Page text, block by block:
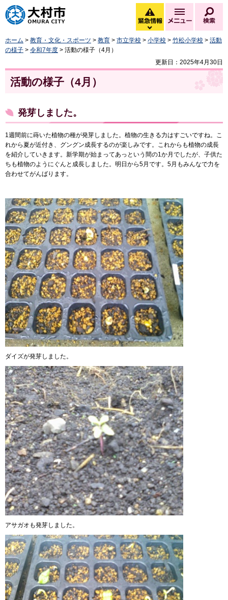
大村市
緊急情報
緊急情報を開く
メニュー
ホーム > 教育・文化・スポーツ > 教育 > 市立学校 > 小学校 > 竹松小学校 > 活動
の様子 > 令和7年度 > 活動の様子（4月）
更新日：2025年4月30日
活動の様子（4月）
発芽しました。
1週間前に蒔いた植物の種が発芽しました。植物の生きる力はすごいですね。こ
れから夏が近付き、グングン成長するのが楽しみです。これからも植物の成長
を紹介していきます。新学期が始まってあっという間の1か月でしたが、子供た
ちも植物のようにぐんと成長しました。明日から5月です。5月もみんなで力を
合わせてがんばります。
ダイズが発芽しました。
アサガオも発芽しました。